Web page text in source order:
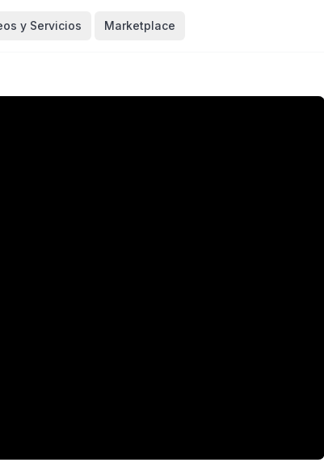
y Servicios Marketplace